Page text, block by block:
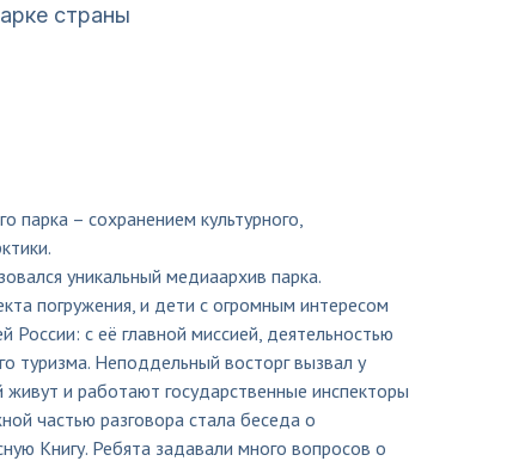
страны
парка – сохранением культурного,
уникальный медиаархив парка.
погружения, и дети с огромным интересом
с её главной миссией, деятельностью
туризма. Неподдельный восторг вызвал у
и работают государственные инспекторы
частью разговора стала беседа о
Книгу. Ребята задавали много вопросов о